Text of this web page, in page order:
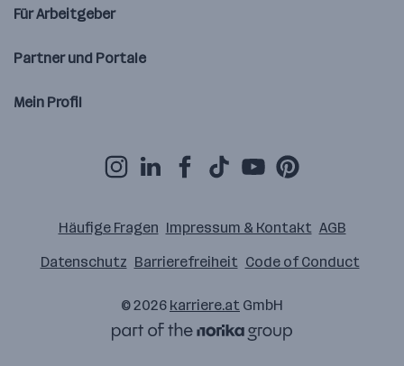
Für Arbeitgeber
Partner und Portale
Mein Profil
Häufige Fragen Impressum & Kontakt AGB
Datenschutz Barrierefreiheit Code of Conduct
© 2026 karriere.at GmbH